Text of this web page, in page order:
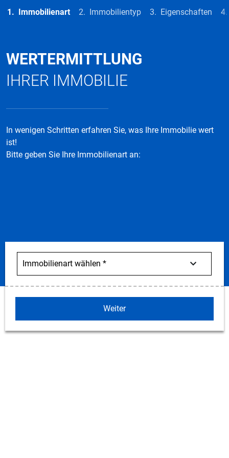
Immobilienart Immobilientyp Eigenschaften
WERTERMITTLUNG
IHRER IMMOBILIE
In wenigen Schritten erfahren Sie, was Ihre Immobilie wert
ist!
Bitte geben Sie Ihre Immobilienart an:
Weiter